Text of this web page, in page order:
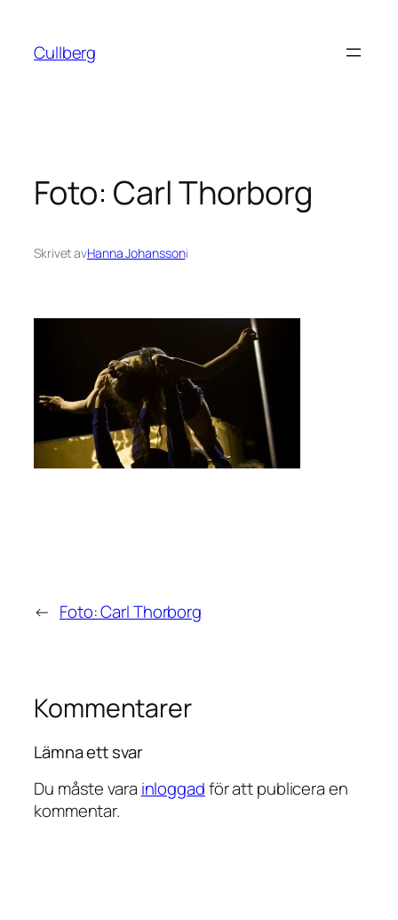
innehåll
Cullberg
Foto: Carl Thorborg
Skrivet avHanna Johanssoni
← Foto: Carl Thorborg
Kommentarer
Lämna ett svar
Du måste vara inloggadför att publicera en
kommentar.